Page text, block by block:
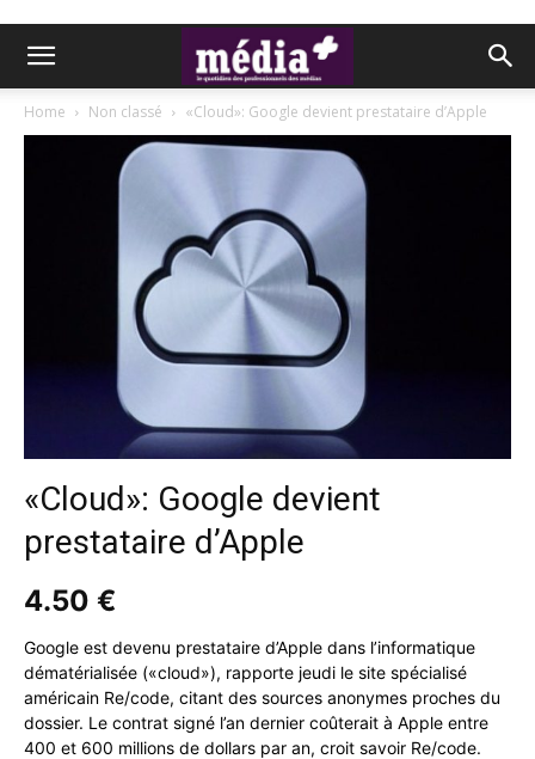
Home Non classé «Cloud»: Google devient prestataire d’Apple
«Cloud»: Google devient
prestataire d’Apple
4.50 €
Google est devenu prestataire d’Apple dans l’informatique
dématérialisée («cloud»), rapporte jeudi le site spécialisé
américain Re/code, citant des sources anonymes proches du
dossier. Le contrat signé l’an dernier coûterait à Apple entre
400 et 600 millions de dollars par an, croit savoir Re/code.